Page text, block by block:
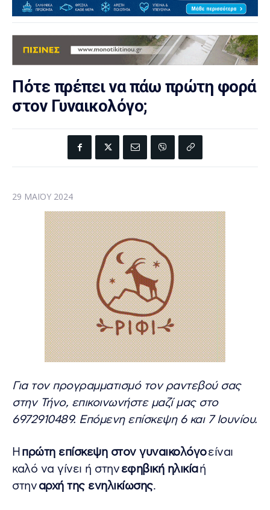
Πότε πρέπει να πάω πρώτη φορά
στον Γυναικολόγο;
29 ΜΑΪ́ΟΥ 2024
Για τον προγραμματισμό τον ραντεβού σας
στην Τήνο, επικοινωνήστε μαζί μας στο
6972910489. Επόμενη επίσκεψη 6 και 7 Ιουνίου.
Ηπρώτη επίσκεψη στον γυναικολόγοείναι
καλό να γίνει ή στηνεφηβική ηλικίαή
στηναρχή της ενηλικίωσης.